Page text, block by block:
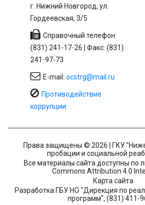
г. Нижний Новгород, ул.
Гордеевская, 3/5
Справочный телефон:
(831) 241-17-26 | Факс: (831)
241-97-73
E-mail: ocstrg@mail.ru
Противодействие
коррупции
Права защищены © 2026 | ГКУ
пробации и социальной
Все материалы сайта доступны по
Commons Attribution 4.0
Карта сайта
Разработка ГБУ НО "Дирекция по
программ", (831) 411-